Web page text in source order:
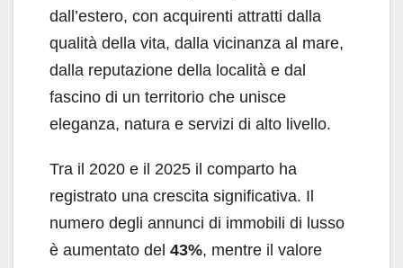
dall’estero, con acquirenti attratti dalla
qualità della vita, dalla vicinanza al mare,
dalla reputazione della località e dal
fascino di un territorio che unisce
eleganza, natura e servizi di alto livello.
Tra il 2020 e il 2025 il comparto ha
registrato una crescita significativa. Il
numero degli annunci di immobili di lusso
è aumentato del 43%, mentre il valore